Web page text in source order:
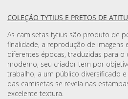
COLEÇÃO TYTIUS E PRETOS DE
As camisetas tytius são produto de
finalidade, a reprodução de imagens
diferentes épocas, traduzidas para o
moderno, seu criador tem por
trabalho, a um público diversificado
das camisetas se revela nas
excelente textura.